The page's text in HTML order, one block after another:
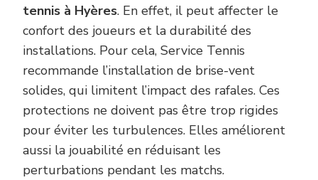
tennis à Hyères. En effet, il peut affecter le
confort des joueurs et la durabilité des
installations. Pour cela, Service Tennis
recommande l’installation de brise-vent
solides, qui limitent l’impact des rafales. Ces
protections ne doivent pas être trop rigides
pour éviter les turbulences. Elles améliorent
aussi la jouabilité en réduisant les
perturbations pendant les matchs.